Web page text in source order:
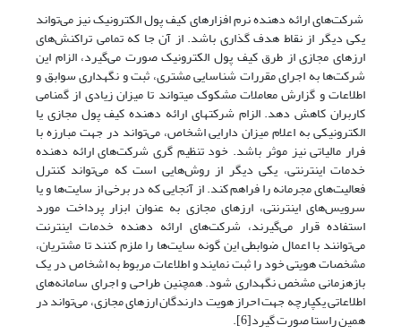
شرکت‌های ارائه دهنده نرم افزارهای کیف پول الکترونیک نیز‌ می‌تواند
یکی دیگر از نقاط هدف گذاری باشد. از آن جا که تمامی تراکنش‌های
ارزهای مجازی از طرق کیف پول الکترونیک صورت‌ می‌گیرد، الزام این
شرکت‌ها به اجرای مقررات شناسایی مشتری، ثبت و نگهداری سوابق و
اطلاعات و گزارش معاملات مشکوک میتواند تا میزان زیادی از گمنامی
کاربران کاهش دهد. الزام شرکتهای ارائه دهنده کیف پول مجازی یا
الکترونیکی به اعلام میزان دارایی اشخاص،‌ می‌تواند در جهت مبارزه با
فرار مالیاتی نیز موثر باشد. خود تنظیم گری شرکت‌های ارائه دهنده
خدمات اینترنتی، یکی دیگر از روش‌هایی است که‌ می‌تواند کنترل
فعالیت‌های مجرمانه را فراهم کند. از آنجایی که در برخی از سایت‌ها و یا
سرویس‌های اینترنتی، ارزهای مجازی به عنوان ابزار پرداخت مورد
استفاده قرار‌ می‌گیرند، شرکت‌های ارائه دهنده خدمات اینترنت‌
می‌توانند با اعمال ضوابطی این گونه سایت‌ها را ملزم کنند تا مشتریان،
مشخصات هویتی خود را ثبت نمایند و اطلاعات مربوط به اشخاص در یک
بازهزمانی مشخص نگهداری شود. همچنین طراحی و اجرای سامانه‌های
اطلاعاتی یکپارچه جهت احراز هویت دارندگان ارزهای مجازی،‌ می‌تواند در
همین راستا صورت گیرد[6].